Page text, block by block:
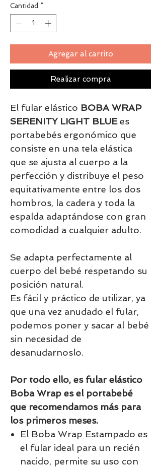
Cantidad *
Agregar al carrito
Realizar compra
El fular elástico BOBA WRAP
SERENITY LIGHT BLUEes
portabebés ergonómico que
consiste en una tela elástica
que se ajusta al cuerpo a la
perfección y distribuye el peso
equitativamente entre los dos
hombros, la cadera y toda la
espalda adaptándose con gran
comodidad a cualquier adulto.
Se adapta perfectamente al
cuerpo del bebé respetando su
posición natural.
Es fácil y práctico de utilizar, ya
que una vez anudado el fular,
podemos poner y sacar al bebé
sin necesidad de
desanudarnoslo.
Por todo ello, es fular elástico
Boba Wrap es el portabebé
que recomendamos más para
los primeros meses.
El Boba Wrap Estampado es
el fular ideal para un recién
nacido, permite su uso con